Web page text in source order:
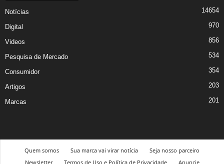
Notícias 14654
Digital 970
Videos 856
Pesquisa de Mercado 534
Consumidor 354
Artigos 203
Marcas 201
Quem somos Sua marca vai virar notícia
Seja nosso parceiro
Newsletter
Termos de Uso e Política de Privacidade Anuncie